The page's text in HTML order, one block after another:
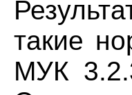
такие
МУК